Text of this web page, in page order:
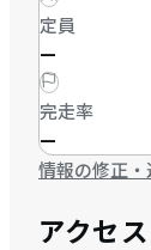
定員
—
完走率
—
情報の修正
アクセス